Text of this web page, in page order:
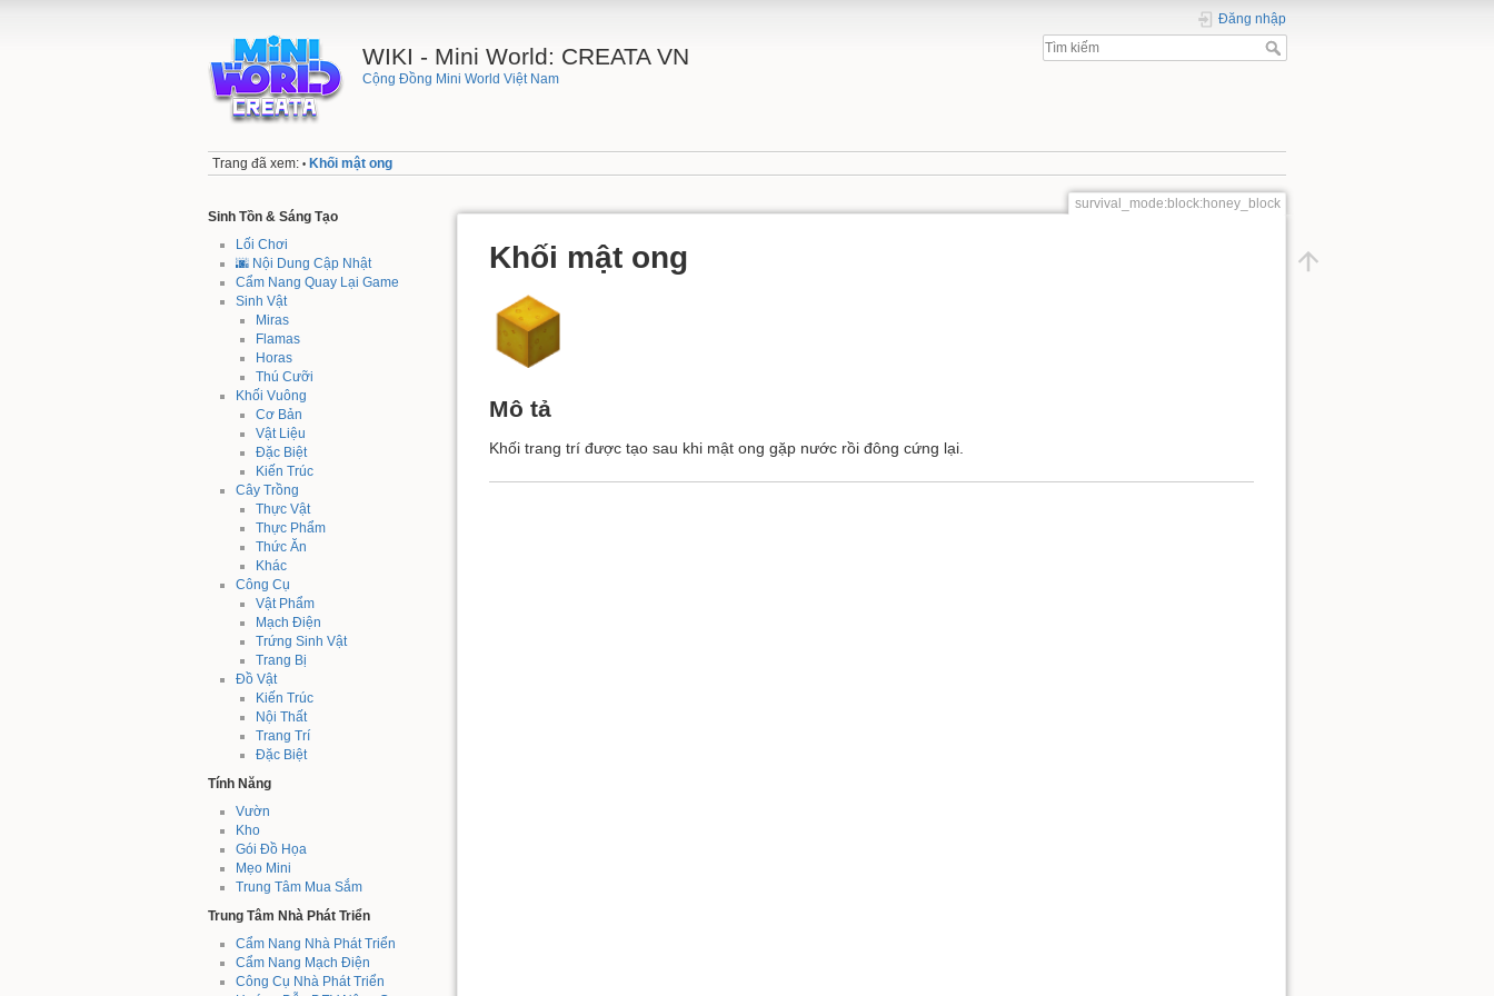
WIKI - Mini World: CREATA VN
Cộng Đồng Mini World Việt Nam
Đăng nhập
Trang đã xem: • Khối mật ong
Sinh Tồn & Sáng Tạo
Lối Chơi
🌆 Nội Dung Cập Nhật
Cẩm Nang Quay Lại Game
Sinh Vật
Miras
Flamas
Horas
Thú Cưỡi
Khối Vuông
Cơ Bản
Vật Liệu
Đặc Biệt
Kiến Trúc
Cây Trồng
Thực Vật
Thực Phẩm
Thức Ăn
Khác
Công Cụ
Vật Phẩm
Mạch Điện
Trứng Sinh Vật
Trang Bị
Đồ Vật
Kiến Trúc
Nội Thất
Trang Trí
Đặc Biệt
Tính Năng
Vườn
Kho
Gói Đồ Họa
Mẹo Mini
Trung Tâm Mua Sắm
Trung Tâm Nhà Phát Triển
Cẩm Nang Nhà Phát Triển
Cẩm Nang Mạch Điện
Công Cụ Nhà Phát Triển
survival_mode:block:honey_block
Khối mật ong
Mô tả
Khối trang trí được tạo sau khi mật ong gặp nước rồi đông cứng lại.